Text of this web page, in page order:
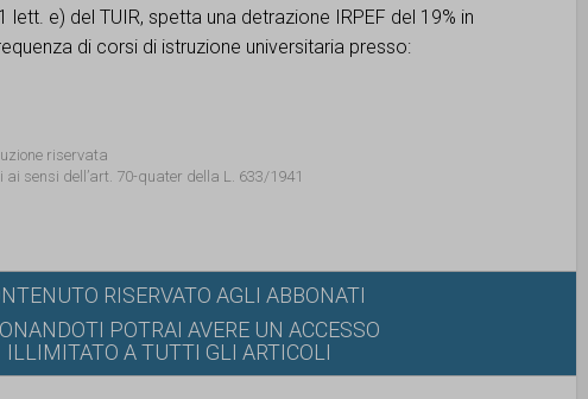
lett. e) del TUIR, spetta una detrazione IRPEF del 19% in
di corsi di istruzione universitaria presso:
riservata
sensi dell’art. 70-quater della L. 633/1941
RISERVATO AGLI ABBONATI
POTRAI AVERE UN ACCESSO
ILLIMITATO A TUTTI GLI ARTICOLI